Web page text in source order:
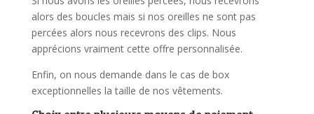
alors des boucles mais si nos oreilles ne sont pas
percées alors nous recevrons des clips. Nous
apprécions vraiment cette offre personnalisée.
Enfin, on nous demande dans le cas de box
exceptionnelles la taille de nos vêtements.